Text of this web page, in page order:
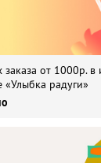
заказа от 1000р. в
«Улыбка радуги»